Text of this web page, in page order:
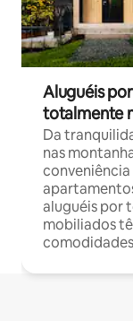
Aluguéis
totalmente
Da
nas
conveniência
aluguéis por
mobiliados